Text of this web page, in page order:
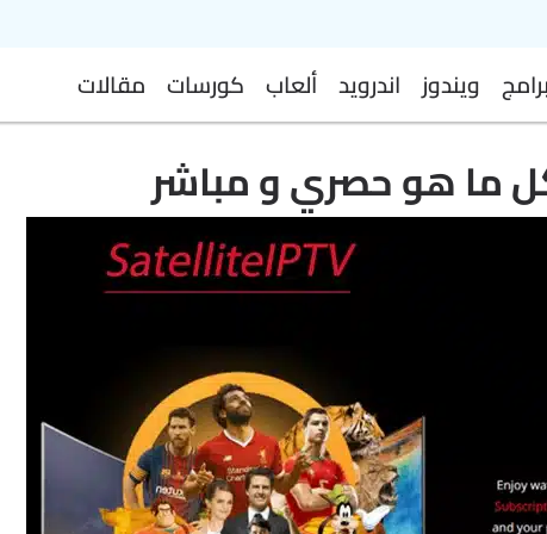
برامج ويندوز اندرويد ألعاب كورسات مقالات